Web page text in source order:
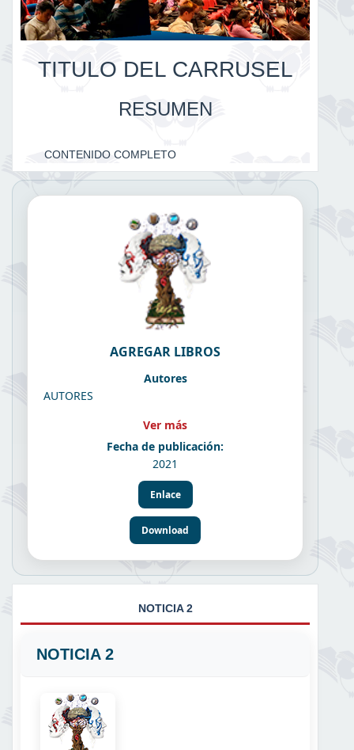
TITULO DEL CARRUSEL
RESUMEN
CONTENIDO COMPLETO
AGREGAR LIBROS
Autores
AUTORES
Ver más
Fecha de publicación:
2021
Enlace
Download
NOTICIA 2
NOTICIA 2